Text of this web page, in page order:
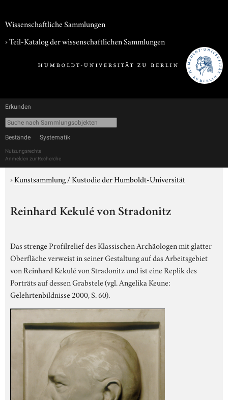
Wissenschaftliche Sammlungen
› Teil-Katalog der wissenschaftlichen Sammlungen
Erkunden
Bestände Systematik
Nutzungsrechte
Anmelden zur Recherche
›Kunstsammlung / Kustodie der Humboldt-Universität
Reinhard Kekulé von Stradonitz
Das strenge Profilrelief des Klassischen Archäologen mit glatter
Oberfläche verweist in seiner Gestaltung auf das Arbeitsgebiet
von Reinhard Kekulé von Stradonitz und ist eine Replik des
Porträts auf dessen Grabstele (vgl. Angelika Keune:
Gelehrtenbildnisse 2000, S. 60).